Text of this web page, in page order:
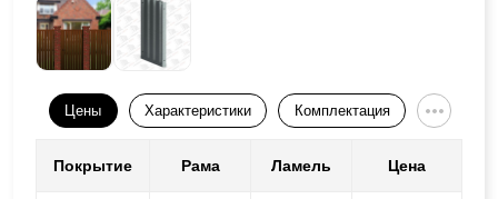
Цены Характеристики Комплектация
Покрытие Рама Ламель Цена